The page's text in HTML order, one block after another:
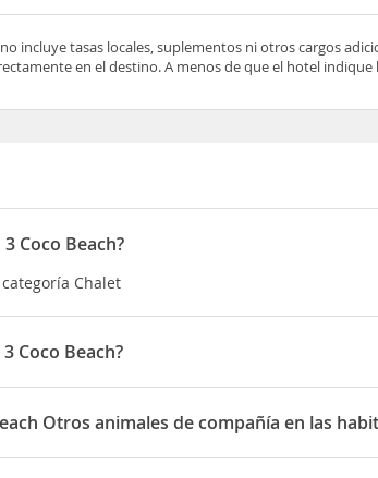
incluye tasas locales, suplementos ni otros cargos
en el destino. A menos de que el hotel
Coco Beach?
Chalet
Coco Beach?
en Las Palmas Road
Otros animales de compañía en las
Otros animales de compañía en las